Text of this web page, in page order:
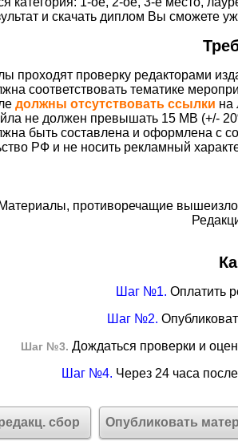
и скачать диплом Вы сможете
проходят проверку редакторами
соответствовать тематике
должны отсутствовать ссылки на
не должен превышать 15 MB (+/-
быть составлена и оформлена с
РФ и не носить рекламный
Материалы, противоречащие
Шаг №1. Оплатить
Шаг №2.
Шаг №3. Дождаться проверки и
Шаг №4. Через 24 часа
сбор Опубликовать